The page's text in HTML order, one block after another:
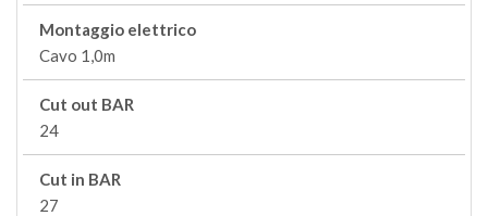
Montaggio elettrico
Cavo 1,0m
Cut out BAR
24
Cut in BAR
27